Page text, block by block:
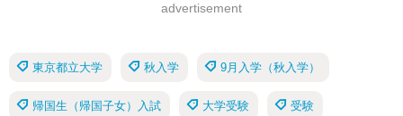
advertisement
東京都立大学 秋入学 9月入学（秋入学）
帰国生（帰国子女）入試 大学受験 受験